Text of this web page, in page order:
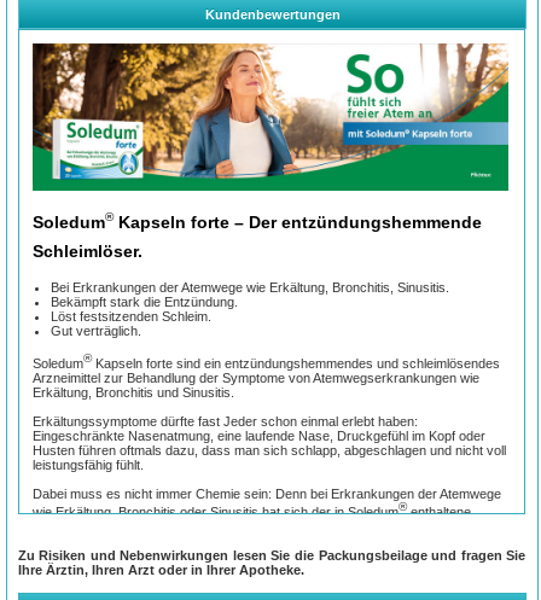
Kundenbewertungen
Soledum®Kapseln forte – Der entzündungshemmende
Schleimlöser.
Bei Erkrankungen der Atemwege wie Erkältung, Bronchitis, Sinusitis.
Bekämpft stark die Entzündung.
Löst festsitzenden Schleim.
Gut verträglich.
Soledum®Kapseln forte sind ein entzündungshemmendes und schleimlösendes
Arzneimittel zur Behandlung der Symptome von Atemwegserkrankungen wie
Erkältung, Bronchitis und Sinusitis.
Erkältungssymptome dürfte fast Jeder schon einmal erlebt haben:
Eingeschränkte Nasenatmung, eine laufende Nase, Druckgefühl im Kopf oder
Husten führen oftmals dazu, dass man sich schlapp, abgeschlagen und nicht voll
leistungsfähig fühlt.
Dabei muss es nicht immer Chemie sein: Denn bei Erkrankungen der Atemwege
wie Erkältung, Bronchitis oder Sinusitis hat sich der in Soledum®enthaltene
Entzündung und löst zudem festsitzenden Schleim. Die Soledum®-Arzneimittel
mit pflanzlichem Cineol unterstützen die Genesung, indem sie die oberen und
unteren Atemwege befreien. So können Sie schnell wieder durchatmen.
Zu Risiken und Nebenwirkungen lesen Sie die Packungsbeilage und fragen Sie
Ihre Ärztin, Ihren Arzt oder in Ihrer Apotheke.